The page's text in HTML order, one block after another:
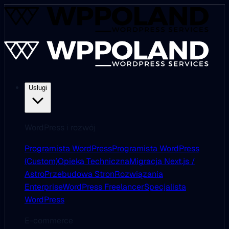
Usługi
Programista WordPressProgramista WordPress
(Custom)Opieka TechnicznaMigracja Next.js /
AstroPrzebudowa StronRozwiązania
EnterpriseWordPress FreelancerSpecjalista
WordPress